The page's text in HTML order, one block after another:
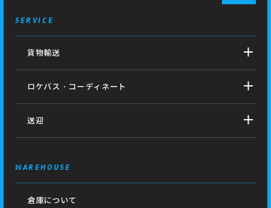
SERVICE
貨物輸送
ロケバス・コーディネート
送迎
WAREHOUSE
倉庫について